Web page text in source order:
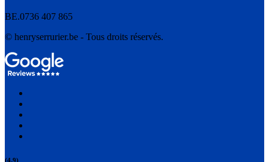
BE.0736 407 865
© henryserrurier.be - Tous droits réservés.
(4.9)